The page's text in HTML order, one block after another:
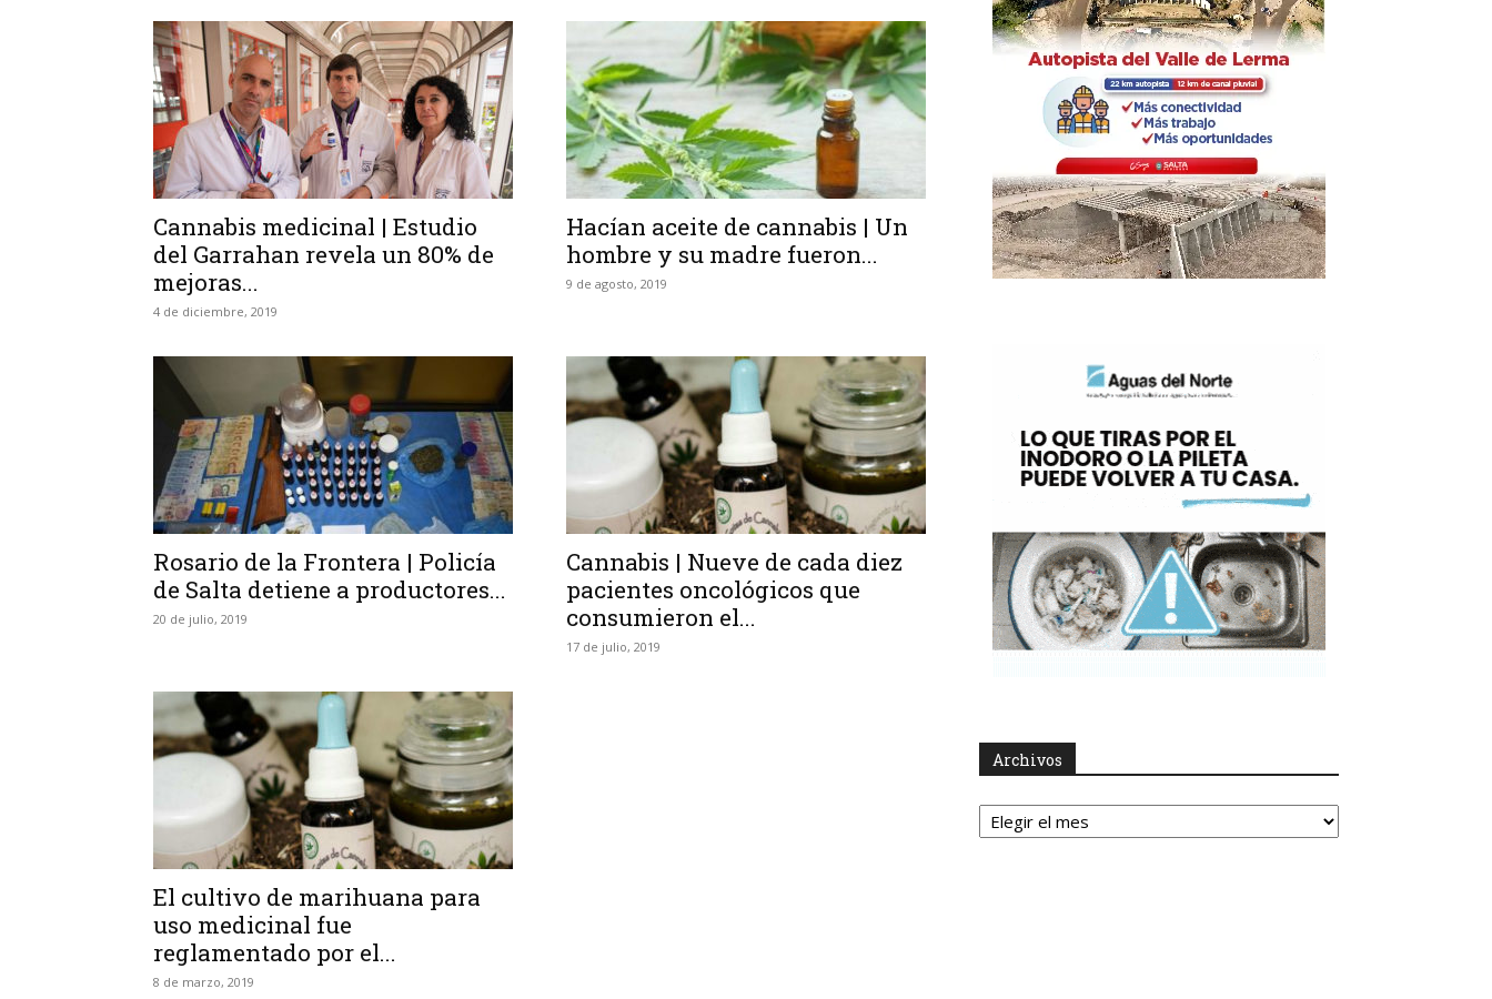
Cannabis medicinal | Estudio
del Garrahan revela un 80% de
mejoras...
4 de diciembre, 2019
Hacían aceite de cannabis | Un
hombre y su madre fueron...
9 de agosto, 2019
Rosario de la Frontera | Policía
de Salta detiene a productores...
20 de julio, 2019
Cannabis | Nueve de cada diez
pacientes oncológicos que
consumieron el...
17 de julio, 2019
El cultivo de marihuana para
uso medicinal fue
reglamentado por el...
8 de marzo, 2019
Archivos
Archivos